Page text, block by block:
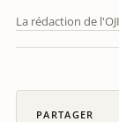
La rédaction de
PARTAGER